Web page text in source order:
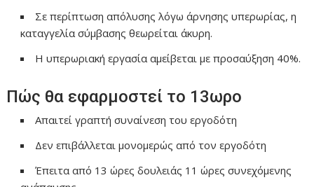
Σε περίπτωση απόλυσης λόγω άρνησης υπερωρίας, η
καταγγελία σύμβασης θεωρείται άκυρη.
Η υπερωριακή εργασία αμείβεται με προσαύξηση 40%.
Πώς θα εφαρμοστεί το 13ωρο
Απαιτεί γραπτή συναίνεση του εργοδότη
Δεν επιβάλλεται μονομερώς από τον εργοδότη
Έπειτα από 13 ώρες δουλειάς 11 ώρες συνεχόμενης